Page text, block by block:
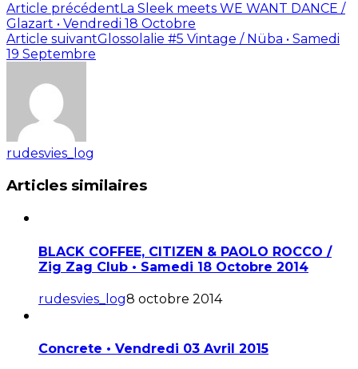
Article précédentLa Sleek meets WE WANT DANCE /
Glazart • Vendredi 18 Octobre
Article suivantGlossolalie #5 Vintage / Nüba • Samedi
19 Septembre
rudesvies_log
Articles similaires
BLACK COFFEE, CITIZEN & PAOLO ROCCO /
Zig Zag Club • Samedi 18 Octobre 2014
rudesvies_log8 octobre 2014
Concrete • Vendredi 03 Avril 2015